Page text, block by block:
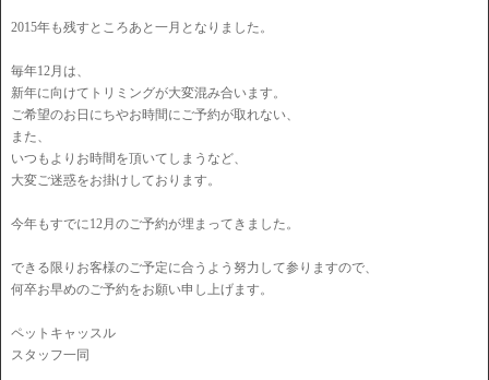
2015年も残すところあと一月となりました。
毎年12月は、
新年に向けてトリミングが大変混み合います。
ご希望のお日にちやお時間にご予約が取れない、
また、
いつもよりお時間を頂いてしまうなど、
大変ご迷惑をお掛けしております。
今年もすでに12月のご予約が埋まってきました。
できる限りお客様のご予定に合うよう努力して参りますので、
何卒お早めのご予約をお願い申し上げます。
ペットキャッスル
スタッフ一同